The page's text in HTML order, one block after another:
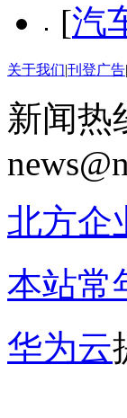
[汽
关于我们|刊登广告|
新闻热
北方企
本站常
华为云